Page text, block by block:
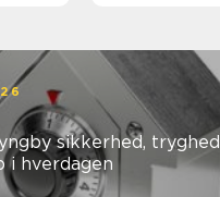
tryghed og
i hverdagen